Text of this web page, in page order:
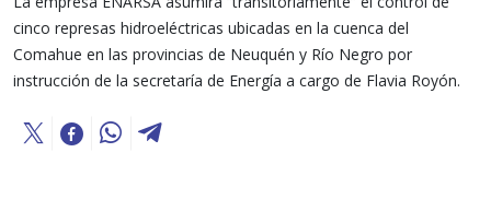
cinco represas hidroeléctricas ubicadas en la cuenca del
Comahue en las provincias de Neuquén y Río Negro por
instrucción de la secretaría de Energía a cargo de Flavia Royón.